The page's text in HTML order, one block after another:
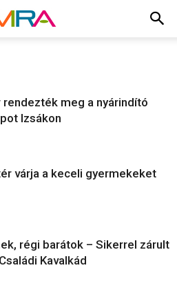
rendezték meg a nyárindító
Izsákon
várja a keceli gyermekeket
régi barátok – Sikerrel zárult
Kavalkád